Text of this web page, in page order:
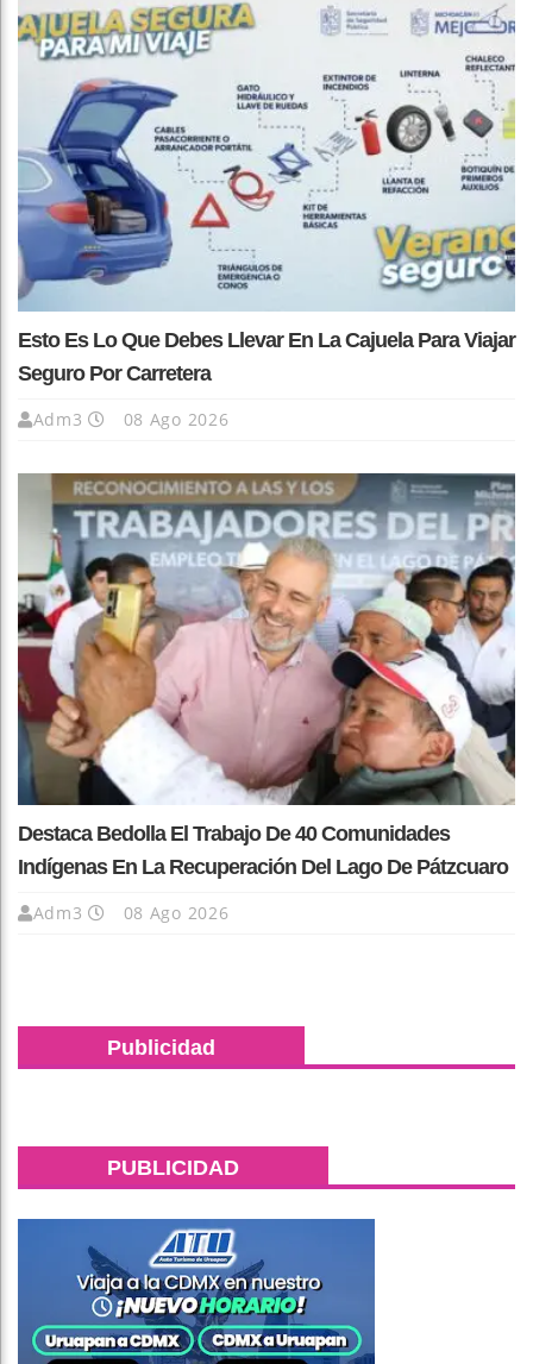
Esto Es Lo Que Debes Llevar En La Cajuela Para Viajar
Seguro Por Carretera
Adm3 08 Ago 2026
Destaca Bedolla El Trabajo De 40 Comunidades
Indígenas En La Recuperación Del Lago De Pátzcuaro
Adm3 08 Ago 2026
Publicidad
PUBLICIDAD